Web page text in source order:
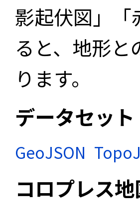
影起伏図」「
ると、地形
ります。
データセット
GeoJSON
コロプレス